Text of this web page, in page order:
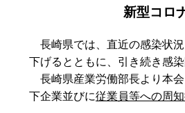
新型コロ
長崎県では、直近の感染状
下げるとともに、引き続き感
長崎県産業労働部長より本
下企業並びに従業員等への周